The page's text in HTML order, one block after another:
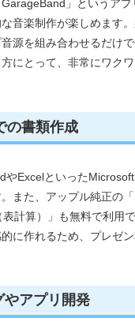
」というアプ
音楽制作が楽しめます。
源を組み合わせるだけ
にとって、非常にワク
の書類作成
やExcelといったMicrosoft
また、アップル純正の
計算）」も無料で利用
に作れるため、プレゼ
やアプリ開発